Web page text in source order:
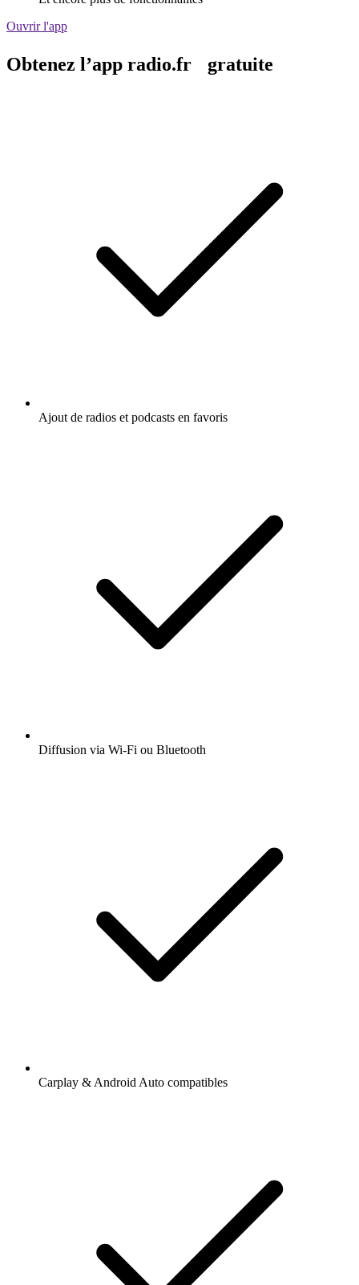
Ouvrir l'app
Obtenez l’app radio.fr gratuite
Ajout de radios et podcasts en favoris
Diffusion via Wi-Fi ou Bluetooth
Carplay & Android Auto compatibles